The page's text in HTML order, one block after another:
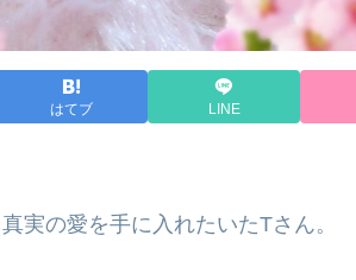
はてブ LINE
実の愛を手に入れたいたTさん。